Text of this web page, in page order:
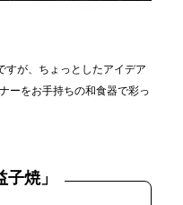
すが、ちょっとしたアイデア
ーをお手持ちの和食器で彩っ
焼」